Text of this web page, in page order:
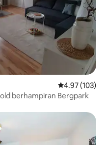
Penarafan
4.97 (103)
berhampiran Bergpark